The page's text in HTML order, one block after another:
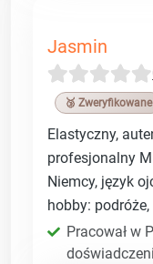
Jasmin
🥉 Zweryfikowane
Elastyczny,
profesjonalny
Niemcy, język
hobby:
Pracował w